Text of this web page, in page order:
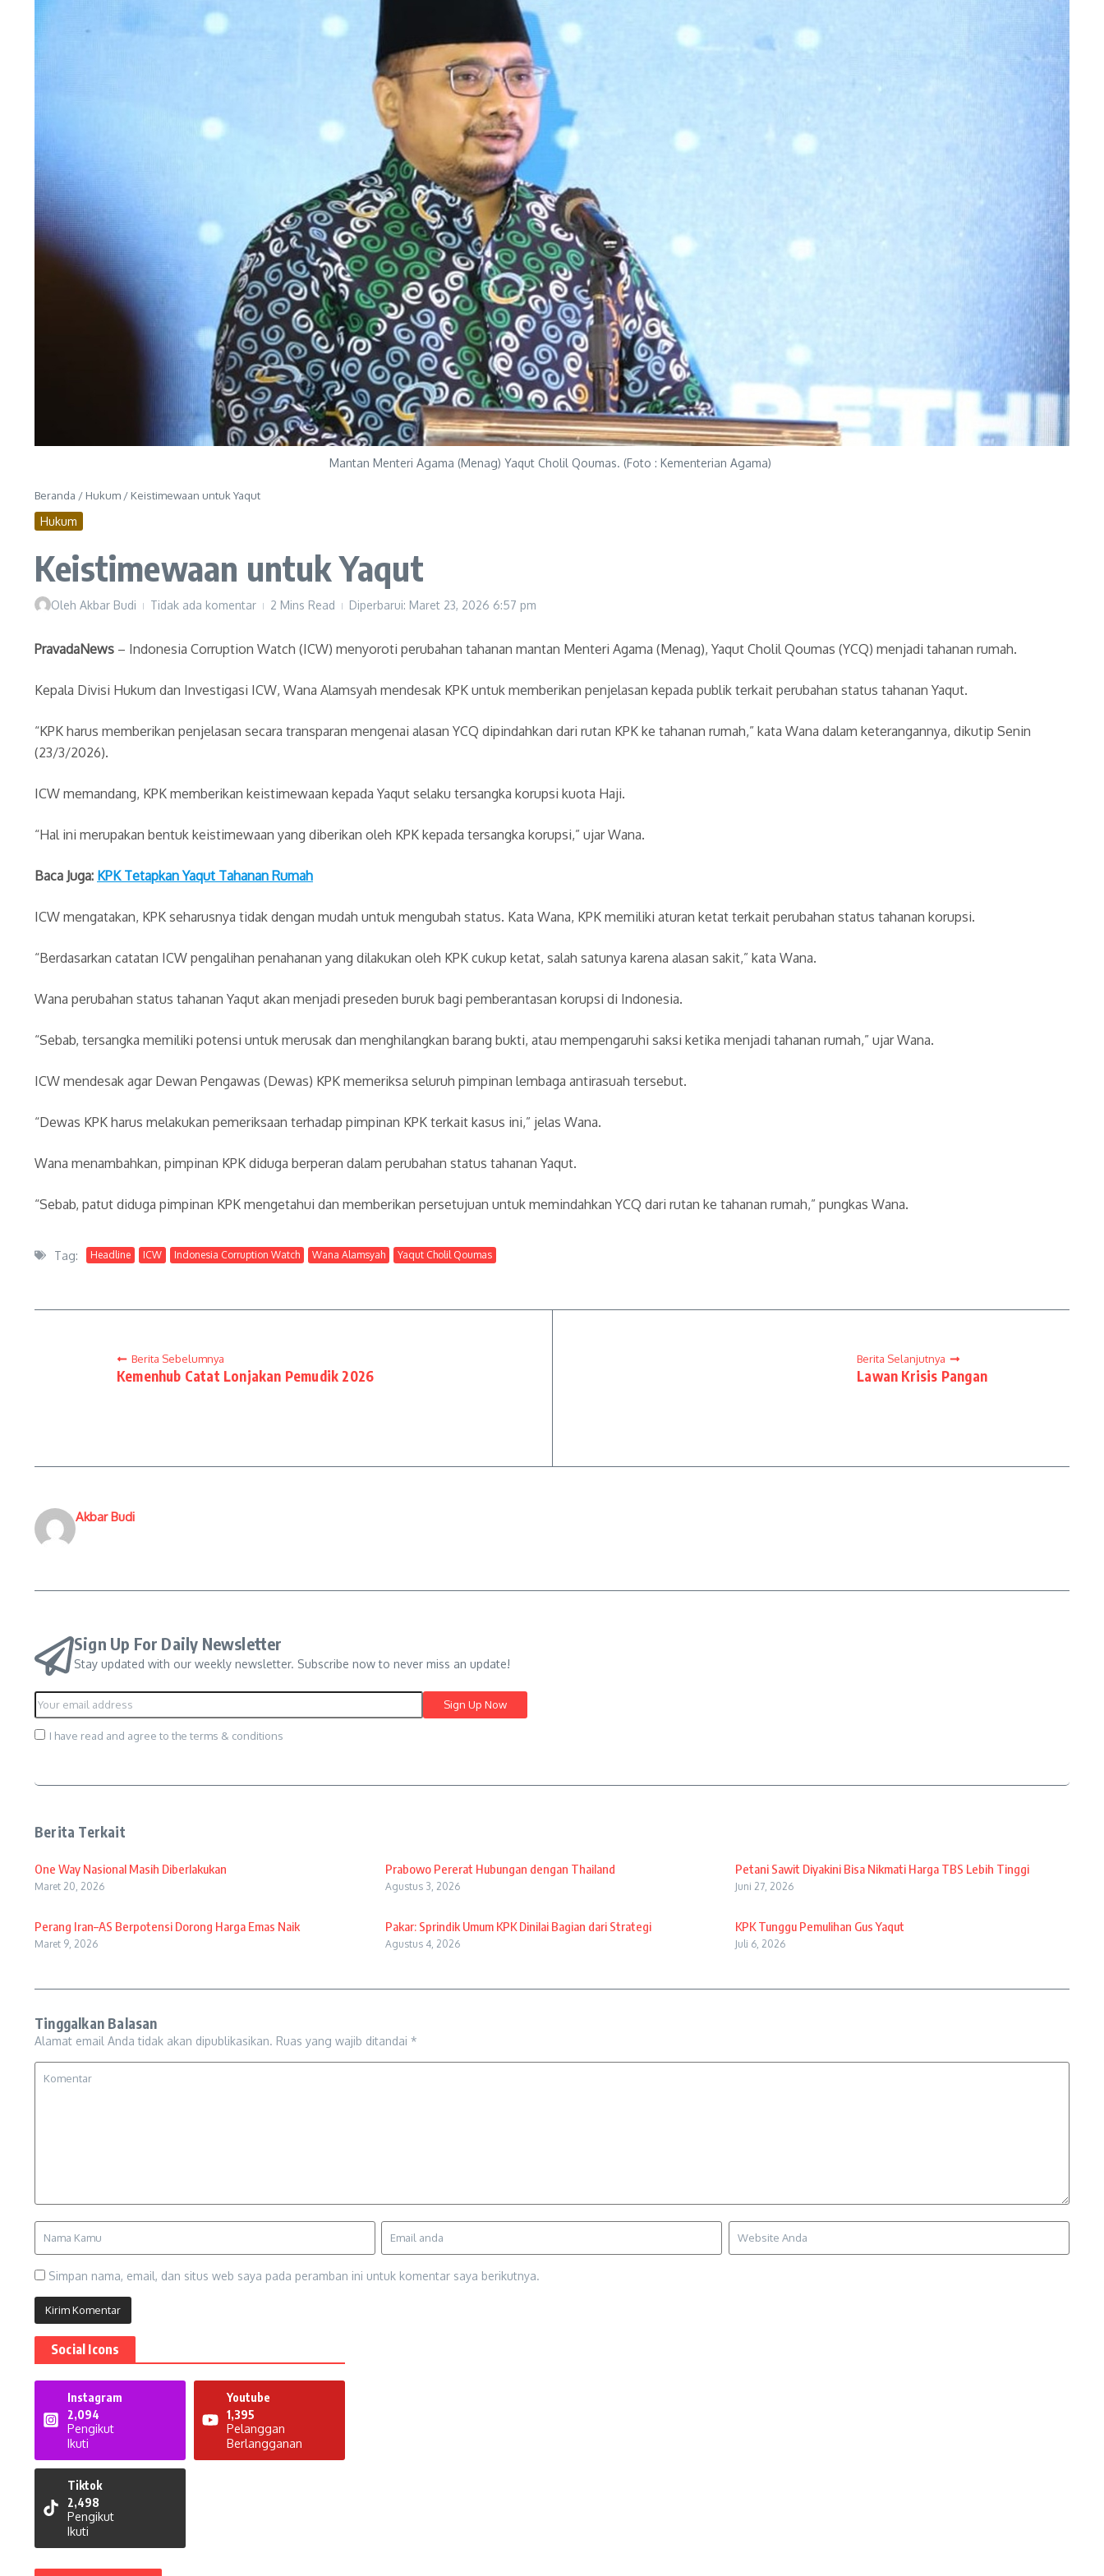
Mantan Menteri Agama (Menag) Yaqut Cholil Qoumas. (Foto : Kementerian Agama)
Beranda / Hukum / Keistimewaan untuk Yaqut
Hukum
Keistimewaan untuk Yaqut
Oleh Akbar Budi Tidak ada komentar 2 Mins Read Diperbarui: Maret 23, 2026 6:57 pm
PravadaNews – Indonesia Corruption Watch (ICW) menyoroti perubahan tahanan mantan Menteri Agama (Menag), Yaqut Cholil Qoumas (YCQ) menjadi tahanan rumah.
Kepala Divisi Hukum dan Investigasi ICW, Wana Alamsyah mendesak KPK untuk memberikan penjelasan kepada publik terkait perubahan status tahanan Yaqut.
“KPK harus memberikan penjelasan secara transparan mengenai alasan YCQ dipindahkan dari rutan KPK ke tahanan rumah,” kata Wana dalam keterangannya, dikutip Senin
(23/3/2026).
ICW memandang, KPK memberikan keistimewaan kepada Yaqut selaku tersangka korupsi kuota Haji.
“Hal ini merupakan bentuk keistimewaan yang diberikan oleh KPK kepada tersangka korupsi,” ujar Wana.
Baca Juga: KPK Tetapkan Yaqut Tahanan Rumah
ICW mengatakan, KPK seharusnya tidak dengan mudah untuk mengubah status. Kata Wana, KPK memiliki aturan ketat terkait perubahan status tahanan korupsi.
“Berdasarkan catatan ICW pengalihan penahanan yang dilakukan oleh KPK cukup ketat, salah satunya karena alasan sakit,” kata Wana.
Wana perubahan status tahanan Yaqut akan menjadi preseden buruk bagi pemberantasan korupsi di Indonesia.
“Sebab, tersangka memiliki potensi untuk merusak dan menghilangkan barang bukti, atau mempengaruhi saksi ketika menjadi tahanan rumah,” ujar Wana.
ICW mendesak agar Dewan Pengawas (Dewas) KPK memeriksa seluruh pimpinan lembaga antirasuah tersebut.
“⁠Dewas KPK harus melakukan pemeriksaan terhadap pimpinan KPK terkait kasus ini,” jelas Wana.
Wana menambahkan, pimpinan KPK diduga berperan dalam perubahan status tahanan Yaqut.
“Sebab, patut diduga pimpinan KPK mengetahui dan memberikan persetujuan untuk memindahkan YCQ dari rutan ke tahanan rumah,” pungkas Wana.
Tag: Headline ICW Indonesia Corruption Watch Wana Alamsyah Yaqut Cholil Qoumas
Berita Sebelumnya
Kemenhub Catat Lonjakan Pemudik 2026
Berita Selanjutnya
Lawan Krisis Pangan
Akbar Budi
Sign Up For Daily Newsletter
Stay updated with our weekly newsletter. Subscribe now to never miss an update!
I have read and agree to the terms & conditions
Berita Terkait
One Way Nasional Masih Diberlakukan
Maret 20, 2026
Prabowo Pererat Hubungan dengan Thailand
Agustus 3, 2026
Petani Sawit Diyakini Bisa Nikmati Harga TBS Lebih Tinggi
Juni 27, 2026
Perang Iran–AS Berpotensi Dorong Harga Emas Naik
Maret 9, 2026
Pakar: Sprindik Umum KPK Dinilai Bagian dari Strategi
Agustus 4, 2026
KPK Tunggu Pemulihan Gus Yaqut
Juli 6, 2026
Tinggalkan Balasan
Alamat email Anda tidak akan dipublikasikan. Ruas yang wajib ditandai *
Simpan nama, email, dan situs web saya pada peramban ini untuk komentar saya berikutnya.
Social Icons
Instagram
2,094
Pengikut
Ikuti
Youtube
1,395
Pelanggan
Berlangganan
Tiktok
2,498
Pengikut
Ikuti